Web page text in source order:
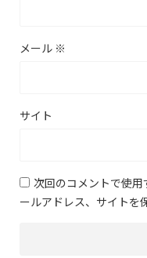
メール ※
サイト
次回のコメントで使
ールアドレス、サイトを